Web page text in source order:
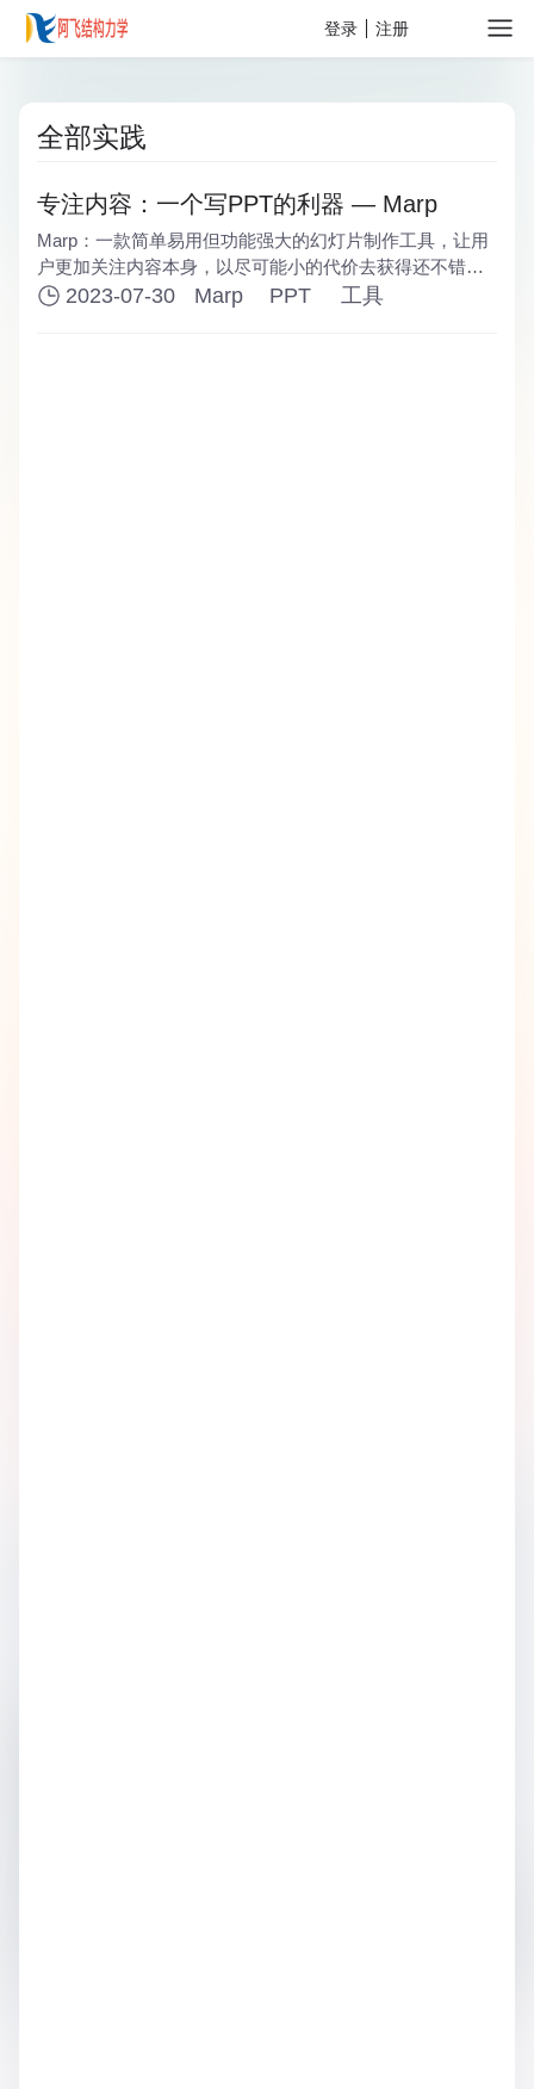
注册
登录
全部实践
专注内容：一个写PPT的利器 — Marp
Marp：一款简单易用但功能强大的幻灯片制作工具，让用
户更加关注内容本身，以尽可能小的代价去获得还不错的
PPT外观。还可以导出为html等格式的文件，让演示更加
2023-07-30 Marp PPT 工具